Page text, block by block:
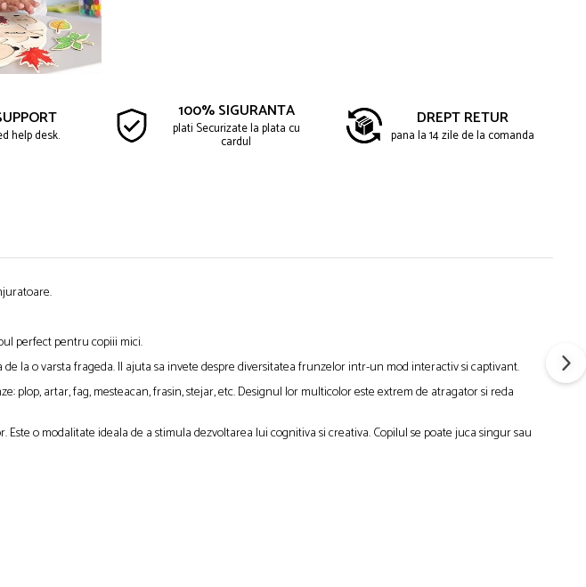
help desk.
100% SIGURANTA
plati Securizate la plata cu
cardul
DREPT RETUR
pana la 14 zile de la comanda
perfect pentru copiii mici.
la o varsta frageda. Il ajuta sa invete despre diversitatea frunzelor intr-un mod interactiv si captivant.
artar, fag, mesteacan, frasin, stejar, etc. Designul lor multicolor este extrem de atragator si reda
o modalitate ideala de a stimula dezvoltarea lui cognitiva si creativa. Copilul se poate juca singur sau